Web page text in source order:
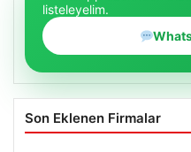
listeleyelim.
Son Eklenen Firmalar